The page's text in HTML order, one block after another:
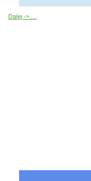
Dalej ->.....